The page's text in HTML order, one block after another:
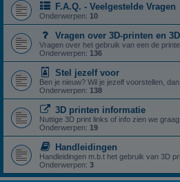
F.A.Q. - Veelgestelde Vragen
Onderwerpen: 10
Vragen over 3D-printen en
Vragen over het gebruik van een de
Onderwerpen: 136
Stel jezelf voor
Ben je nieuw? Wil je jezelf voorstellen,
Onderwerpen: 138
3D printen informatie
Nuttige 3D print links of info zien we
Onderwerpen: 19
Handleidingen
Handleidingen m.b.t het gebruik van 3D
Onderwerpen: 3